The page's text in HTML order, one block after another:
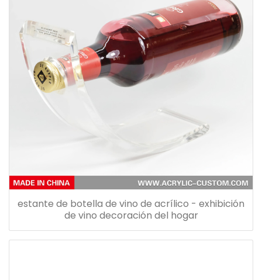
estante de botella de vino de acrílico - exhibición
de vino decoración del hogar